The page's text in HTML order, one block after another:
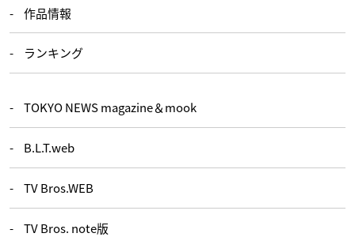
作品情報
ランキング
TOKYO NEWS magazine＆mook
B.L.T.web
TV Bros.WEB
TV Bros. note版